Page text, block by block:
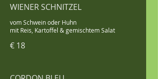
WIENER SCHNITZEL
vom Schwein oder Huhn
€ 18